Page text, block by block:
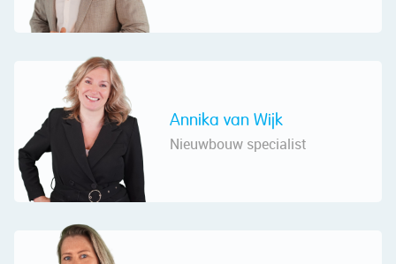
Annika van Wijk
Nieuwbouw specialist